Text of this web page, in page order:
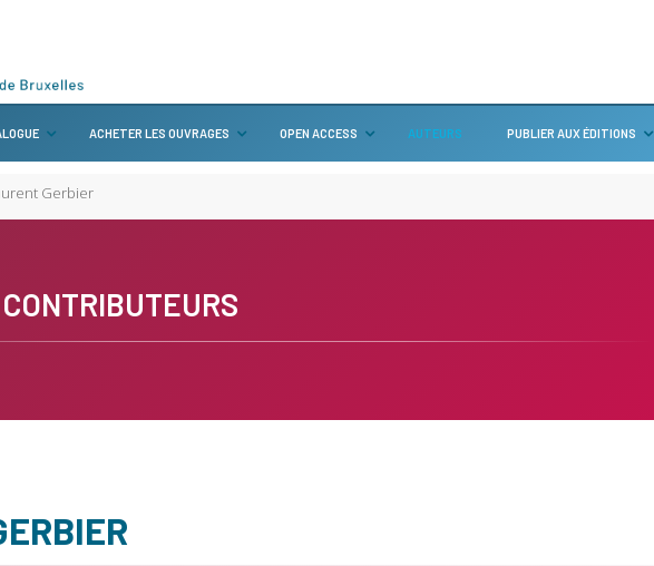
ACHETER LES OUVRAGES OPEN ACCESS AUTEURS PUBLIER AUX ÉDITIONS
Gerbier